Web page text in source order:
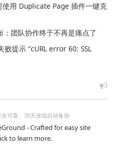
用 Duplicate Page 插件一键克
：团队协作终于不再是痛点了
提示 “cURL error 60: SSL
可靠、30天连续自动备份